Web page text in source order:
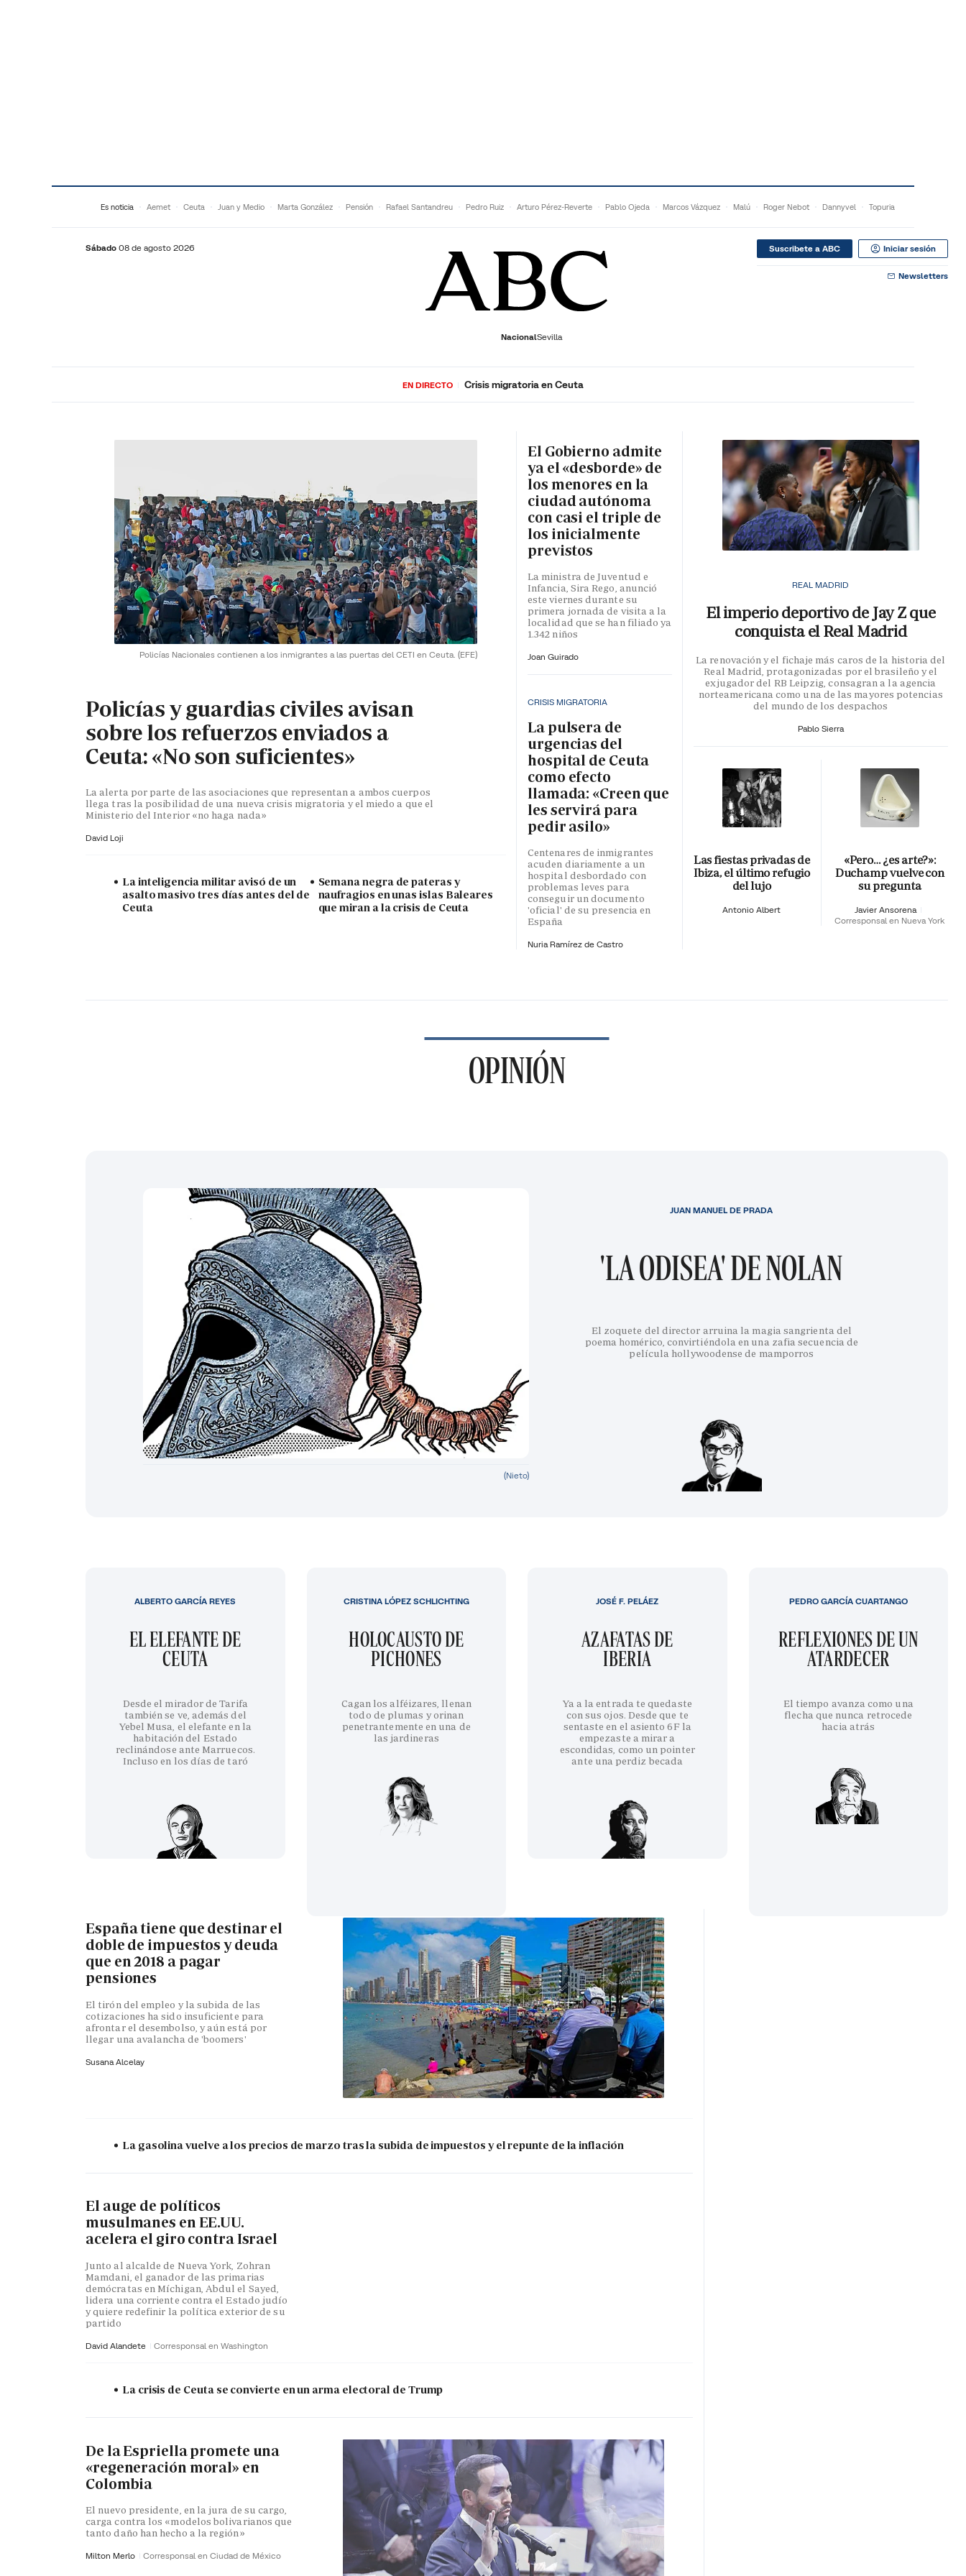
Es noticia Aemet Ceuta Juan y Medio Marta González Pensión Rafael Santandreu Pedro Ruiz Arturo Pérez-Reverte Pablo Ojeda Marcos Vázquez Malú Roger Nebot Dannyvel Topuria
Sábado 08 de agosto 2026
NacionalSevilla
Suscribete a ABC Iniciar sesión
Newsletters
ECONOMÍADEPORTES SOCIEDADCULTURAGENTEPLAY
EN DIRECTO Crisis migratoria en Ceuta
Policías Nacionales contienen a los inmigrantes a las puertas del CETI en Ceuta. (EFE)
Policías y guardias civiles avisan
sobre los refuerzos enviados a
Ceuta: «No son suficientes»
La alerta por parte de las asociaciones que representan a ambos cuerpos
llega tras la posibilidad de una nueva crisis migratoria y el miedo a que el
Ministerio del Interior «no haga nada»
David Loji
La inteligencia militar avisó de un
asalto masivo tres días antes del de
Ceuta
Semana negra de pateras y
naufragios en unas islas Baleares
que miran a la crisis de Ceuta
El Gobierno admite
ya el «desborde» de
los menores en la
ciudad autónoma
con casi el triple de
los inicialmente
previstos
La ministra de Juventud e
Infancia, Sira Rego, anunció
este viernes durante su
primera jornada de visita a la
localidad que se han filiado ya
1.342 niños
Joan Guirado
CRISIS MIGRATORIA
La pulsera de
urgencias del
hospital de Ceuta
como efecto
llamada: «Creen que
les servirá para
pedir asilo»
Centenares de inmigrantes
acuden diariamente a un
hospital desbordado con
problemas leves para
conseguir un documento
'oficial' de su presencia en
España
Nuria Ramírez de Castro
REAL MADRID
El imperio deportivo de Jay Z que
conquista el Real Madrid
La renovación y el fichaje más caros de la historia del
Real Madrid, protagonizadas por el brasileño y el
exjugador del RB Leipzig, consagran a la agencia
norteamericana como una de las mayores potencias
del mundo de los despachos
Pablo Sierra
Las fiestas privadas de
Ibiza, el último refugio
del lujo
Antonio Albert
«Pero… ¿es arte?»:
Duchamp vuelve con
su pregunta
Javier Ansorena
Corresponsal en Nueva York
OPINIÓN
(Nieto)
'LA ODISEA' DE NOLAN
El zoquete del director arruina la magia sangrienta del
poema homérico, convirtiéndola en una zafia secuencia de
película hollywoodense de mamporros
JUAN MANUEL DE PRADA
EL ELEFANTE DE
CEUTA
Desde el mirador de Tarifa
también se ve, además del
Yebel Musa, el elefante en la
habitación del Estado
reclinándose ante Marruecos.
Incluso en los días de taró
ALBERTO GARCÍA REYES
HOLOCAUSTO DE
PICHONES
Cagan los alféizares, llenan
todo de plumas y orinan
penetrantemente en una de
las jardineras
CRISTINA LÓPEZ SCHLICHTING
AZAFATAS DE
IBERIA
Ya a la entrada te quedaste
con sus ojos. Desde que te
sentaste en el asiento 6F la
empezaste a mirar a
escondidas, como un pointer
ante una perdiz becada
JOSÉ F. PELÁEZ
REFLEXIONES DE UN
ATARDECER
El tiempo avanza como una
flecha que nunca retrocede
hacia atrás
PEDRO GARCÍA CUARTANGO
España tiene que destinar el
doble de impuestos y deuda
que en 2018 a pagar
pensiones
El tirón del empleo y la subida de las
cotizaciones ha sido insuficiente para
afrontar el desembolso, y aún está por
llegar una avalancha de 'boomers'
Susana Alcelay
La gasolina vuelve a los precios de marzo tras la subida de impuestos y el repunte de la inflación
El auge de políticos
musulmanes en EE.UU.
acelera el giro contra Israel
Junto al alcalde de Nueva York, Zohran
Mamdani, el ganador de las primarias
demócratas en Míchigan, Abdul el Sayed,
lidera una corriente contra el Estado judío
y quiere redefinir la política exterior de su
partido
David Alandete Corresponsal en Washington
La crisis de Ceuta se convierte en un arma electoral de Trump
De la Espriella promete una
«regeneración moral» en
Colombia
El nuevo presidente, en la jura de su cargo,
carga contra los «modelos bolivarianos que
tanto daño han hecho a la región»
Milton Merlo Corresponsal en Ciudad de México